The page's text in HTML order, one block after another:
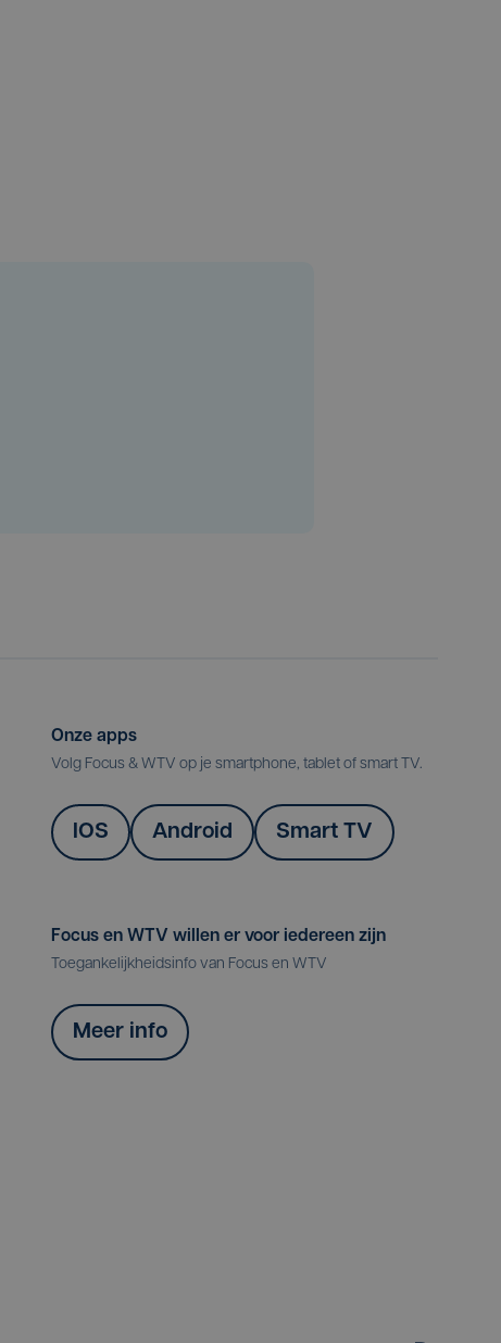
Onze apps
Volg Focus & WTV op je smartphone, tablet of smart TV.
IOS Android Smart TV
Focus en WTV willen er voor iedereen zijn
Toegankelijkheidsinfo van Focus en WTV
Meer info